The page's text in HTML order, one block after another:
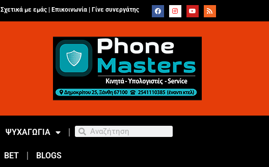
Σχετικά με εμάς | Επικοινωνία Γίνε συνεργάτης
ΨΥΧΑΓΩΓΙΑ
BET BLOGS